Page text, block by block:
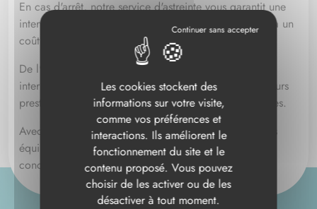
En cas d'arrêt, notre service d'astreinte vous garantit une
intervention rapide. Une heure de production perdue a un
coût réel, on le sait, et on intervient en conséquence.
De l'étude à la maintenance, vous avez un seul
interlocuteur. Pas de coordination à gérer entre plusieurs
prestataires, pas de perte d'information entre les étapes.
Avec 3 agences en Vendée et 130 collaborateurs, nos
équipes sont proches de vous, ce qui se traduit
concrètement par des délais d'intervention réduits.
Les cookies stockent des
informations sur votre visite,
comme vos préférences et
interactions. Ils améliorent le
fonctionnement du site et le
contenu proposé. Vous pouvez
choisir de les activer ou de les
désactiver à tout moment.